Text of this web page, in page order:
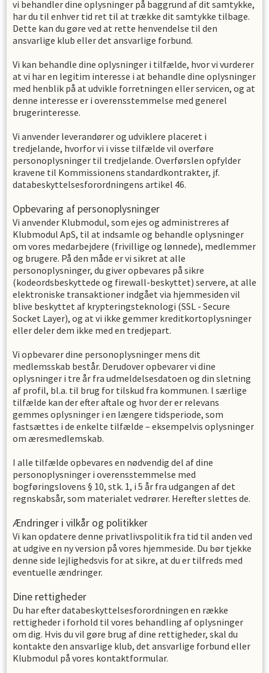
vi behandler dine oplysninger på baggrund af dit samtykke,
har du til enhver tid ret til at trække dit samtykke tilbage.
Dette kan du gøre ved at rette henvendelse til den
ansvarlige klub eller det ansvarlige forbund.
Vi kan behandle dine oplysninger i tilfælde, hvor vi vurderer
at vi har en legitim interesse i at behandle dine oplysninger
med henblik på at udvikle forretningen eller servicen, og at
denne interesse er i overensstemmelse med generel
brugerinteresse.
Vi anvender leverandører og udviklere placeret i
tredjelande, hvorfor vi i visse tilfælde vil overføre
personoplysninger til tredjelande. Overførslen opfylder
kravene til Kommissionens standardkontrakter, jf.
databeskyttelsesforordningens artikel 46.
Opbevaring af personoplysninger
Vi anvender Klubmodul, som ejes og administreres af
Klubmodul ApS, til at indsamle og behandle oplysninger
om vores medarbejdere (frivillige og lønnede), medlemmer
og brugere. På den måde er vi sikret at alle
personoplysninger, du giver opbevares på sikre
(kodeordsbeskyttede og firewall-beskyttet) servere, at alle
elektroniske transaktioner indgået via hjemmesiden vil
blive beskyttet af krypteringsteknologi (SSL - Secure
Socket Layer), og at vi ikke gemmer kreditkortoplysninger
eller deler dem ikke med en tredjepart.
Vi opbevarer dine personoplysninger mens dit
medlemsskab består. Derudover opbevarer vi dine
oplysninger i tre år fra udmeldelsesdatoen og din sletning
af profil, bl.a. til brug for tilskud fra kommunen. l særlige
tilfælde kan der efter aftale og hvor der er relevans
gemmes oplysninger i en længere tidsperiode, som
fastsættes i de enkelte tilfælde – eksempelvis oplysninger
om æresmedlemskab.
I alle tilfælde opbevares en nødvendig del af dine
personoplysninger i overensstemmelse med
bogføringslovens § 10, stk. 1, i 5 år fra udgangen af det
regnskabsår, som materialet vedrører. Herefter slettes de.
Ændringer i vilkår og politikker
Vi kan opdatere denne privatlivspolitik fra tid til anden ved
at udgive en ny version på vores hjemmeside. Du bør tjekke
denne side lejlighedsvis for at sikre, at du er tilfreds med
eventuelle ændringer.
Dine rettigheder
Du har efter databeskyttelsesforordningen en række
rettigheder i forhold til vores behandling af oplysninger
om dig. Hvis du vil gøre brug af dine rettigheder, skal du
kontakte den ansvarlige klub, det ansvarlige forbund eller
Klubmodul på vores kontaktformular.